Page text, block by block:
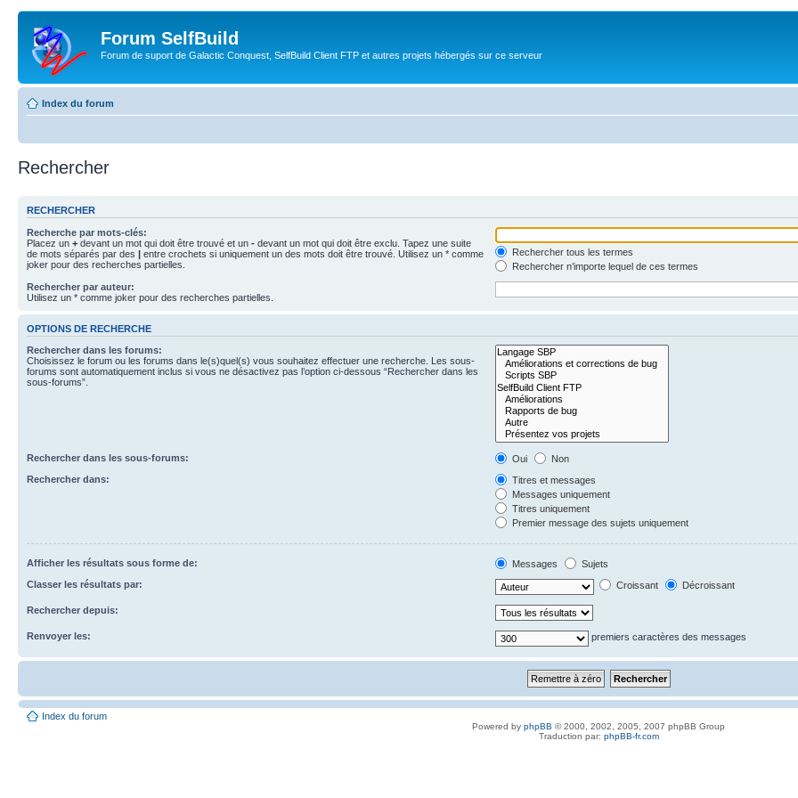
Forum SelfBuild
Forum de suport de Galactic Conquest, SelfBuild Client FTP et autres projets hébergés sur ce serveur
Index du forum
Rechercher
RECHERCHER
Recherche par mots-clés:
Placez un + devant un mot qui doit être trouvé et un - devant un mot qui doit être exclu. Tapez une suite
de mots séparés par des | entre crochets si uniquement un des mots doit être trouvé. Utilisez un * comme
joker pour des recherches partielles.
Rechercher tous les termes
Rechercher n’importe lequel de ces termes
Rechercher par auteur:
Utilisez un * comme joker pour des recherches partielles.
OPTIONS DE RECHERCHE
Rechercher dans les forums:
Choisissez le forum ou les forums dans le(s)quel(s) vous souhaitez effectuer une recherche. Les sous-
forums sont automatiquement inclus si vous ne désactivez pas l’option ci-dessous “Rechercher dans les
sous-forums”.
Rechercher dans les sous-forums: Oui
Non
Rechercher dans:
Titres et messages
Messages uniquement
Titres uniquement
Premier message des sujets uniquement
Afficher les résultats sous forme de: Messages
Sujets
Classer les résultats par:
Croissant Décroissant
Rechercher depuis:
Renvoyer les: premiers caractères des messages
Index du forum
Powered by phpBB © 2000, 2002, 2005, 2007 phpBB Group
Traduction par: phpBB-fr.com